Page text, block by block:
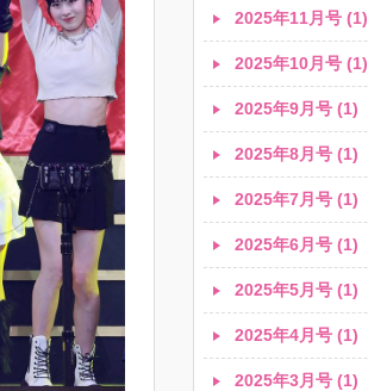
2025年11月号 (1)
2025年10月号 (1)
2025年9月号 (1)
2025年8月号 (1)
2025年7月号 (1)
2025年6月号 (1)
2025年5月号 (1)
2025年4月号 (1)
2025年3月号 (1)